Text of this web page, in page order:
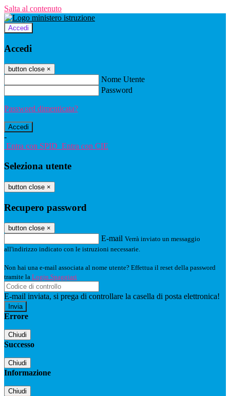
Salta al contenuto
Accedi
Accedi
button close ×
Nome Utente
Password
Password dimenticata?
-
Entra con SPID Entra con CIE
Seleziona utente
button close ×
Recupero password
button close ×
E-mail Verrà inviato un messaggio
all'indirizzo indicato con le istruzioni necessarie.
Non hai una e-mail associata al nome utente? Effettua il reset della password
tramite la Login Spaggiari
E-mail inviata, si prega di controllare la casella di posta elettronica!
Errore
Chiudi
Successo
Chiudi
Informazione
Chiudi